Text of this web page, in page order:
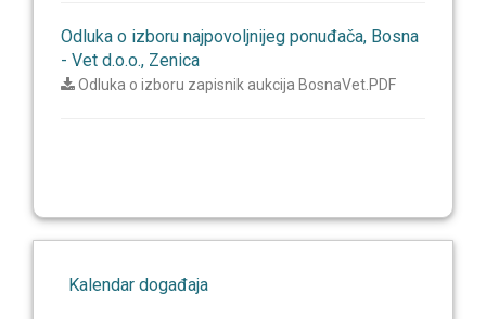
Odluka o izboru najpovoljnijeg ponuđača, Bosna
- Vet d.o.o., Zenica
Odluka o izboru zapisnik aukcija BosnaVet.PDF
Kalendar događaja